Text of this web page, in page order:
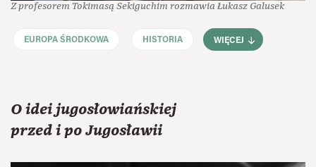
Z profesorem Tokimasą Sekiguchim rozmawia Łukasz Galusek
EUROPA ŚRODKOWA HISTORIA WIĘCEJ
O idei jugosłowiańskiej
przed i po Jugosławii